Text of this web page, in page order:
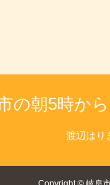
渡辺はり